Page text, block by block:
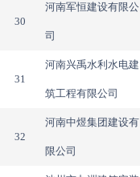
30
河南军恒建设有限公
司
31
河南兴禹水利水电建
筑工程有限公司
32
河南中煜集团建设有
限公司